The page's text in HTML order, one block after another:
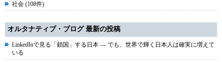
社会 (108件)
オルタナティブ・ブログ 最新の投稿
LinkedInで見る「鎖国」する日本 ― でも、世界で輝く日本人は確実に増えて
いる